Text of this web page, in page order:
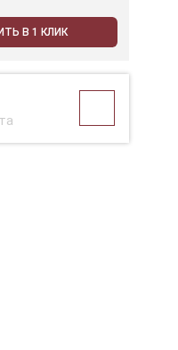
В 1 КЛИК